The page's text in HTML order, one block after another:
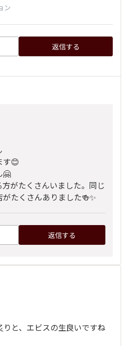
ン
返信する
す😊
🤗
がたくさんいました。同じ
たくさんありました🍻✨️
返信する
と、エビスの生良いですね